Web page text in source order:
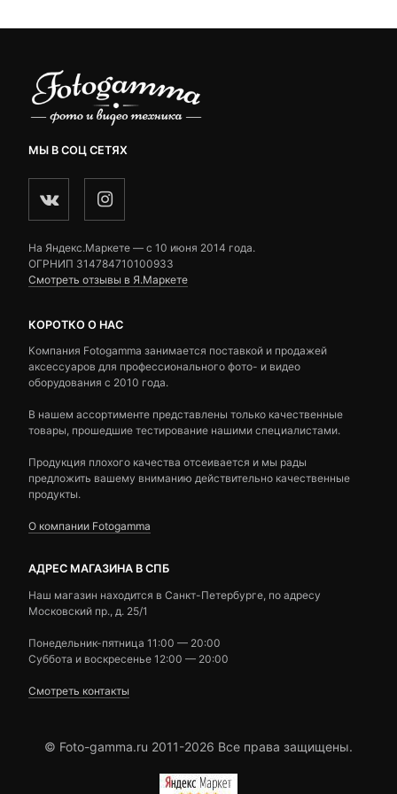
МЫ В СОЦ СЕТЯХ
На Яндекс.Маркете — c 10 июня 2014 года.
ОГРНИП 314784710100933
Смотреть отзывы в Я.Маркете
КОРОТКО О НАС
Компания Fotogamma занимается поставкой и продажей
аксессуаров для профессионального фото- и видео
оборудования с 2010 года.
В нашем ассортименте представлены только качественные
товары, прошедшие тестирование нашими специалистами.
Продукция плохого качества отсеивается и мы рады
предложить вашему вниманию действительно качественные
продукты.
О компании Fotogamma
АДРЕС МАГАЗИНА В СПБ
Наш магазин находится в Санкт-Петербурге, по адресу
Московский пр., д. 25/1
Понедельник-пятница 11:00 — 20:00
Суббота и воскресенье 12:00 — 20:00
Смотреть контакты
© Foto-gamma.ru 2011-2026 Все права защищены.